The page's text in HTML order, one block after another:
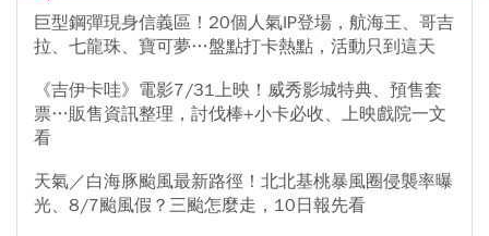
巨型鋼彈現身信義區！20個人氣IP登場，航海王、哥吉
拉、七龍珠、寶可夢…盤點打卡熱點，活動只到這天
《吉伊卡哇》電影7/31上映！威秀影城特典、預售套
票…販售資訊整理，討伐棒+小卡必收、上映戲院一文
看
天氣／白海豚颱風最新路徑！北北基桃暴風圈侵襲率曝
光、8/7颱風假？三颱怎麼走，10日報先看